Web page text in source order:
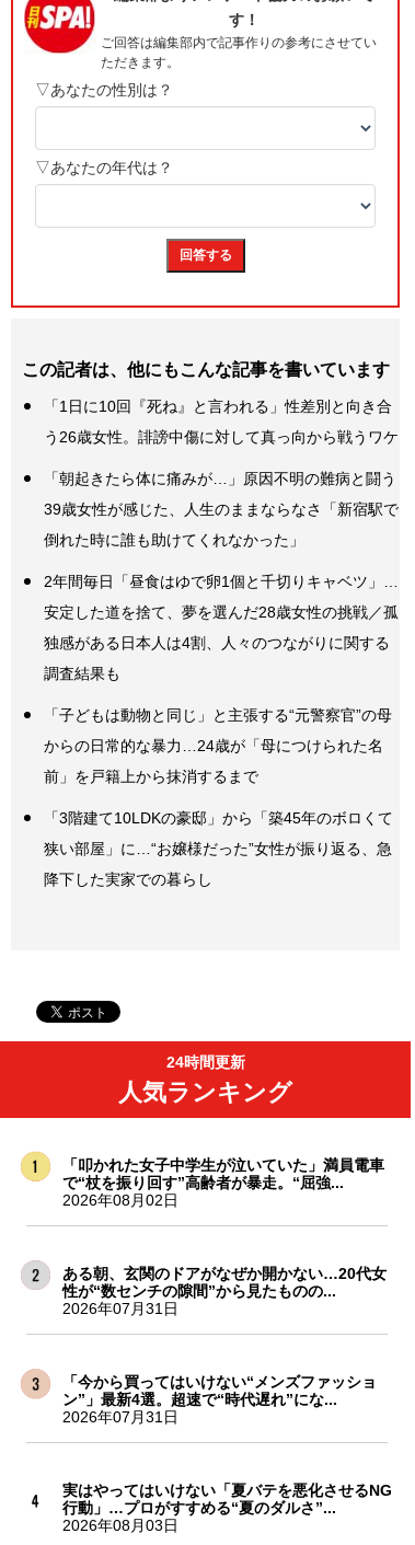
この記者は、他にもこんな記事を書いています
「1日に10回『死ね』と言われる」性差別と向き合
う26歳女性。誹謗中傷に対して真っ向から戦うワケ
「朝起きたら体に痛みが…」原因不明の難病と闘う
39歳女性が感じた、人生のままならなさ「新宿駅で
倒れた時に誰も助けてくれなかった」
2年間毎日「昼食はゆで卵1個と千切りキャベツ」…
安定した道を捨て、夢を選んだ28歳女性の挑戦／孤
独感がある日本人は4割、人々のつながりに関する
調査結果も
「子どもは動物と同じ」と主張する“元警察官”の母
からの日常的な暴力…24歳が「母につけられた名
前」を戸籍上から抹消するまで
「3階建て10LDKの豪邸」から「築45年のボロくて
狭い部屋」に…“お嬢様だった”女性が振り返る、急
降下した実家での暮らし
24時間更新
人気ランキング
「叩かれた女子中学生が泣いていた」満員電車
で“杖を振り回す”高齢者が暴走。“屈強...
2026年08月02日
ある朝、玄関のドアがなぜか開かない…20代女
性が“数センチの隙間”から見たものの...
2026年07月31日
「今から買ってはいけない“メンズファッショ
ン”」最新4選。超速で“時代遅れ”にな...
2026年07月31日
実はやってはいけない「夏バテを悪化させるNG
行動」…プロがすすめる“夏のダルさ”...
2026年08月03日